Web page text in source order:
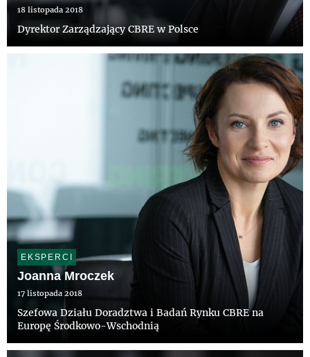
18 listopada 2018
Dyrektor Zarządzający CBRE w Polsce
EKSPERCI
Joanna Mroczek
17 listopada 2018
Szefowa Działu Doradztwa i Badań Rynku CBRE na
Europę Środkowo-Wschodnią